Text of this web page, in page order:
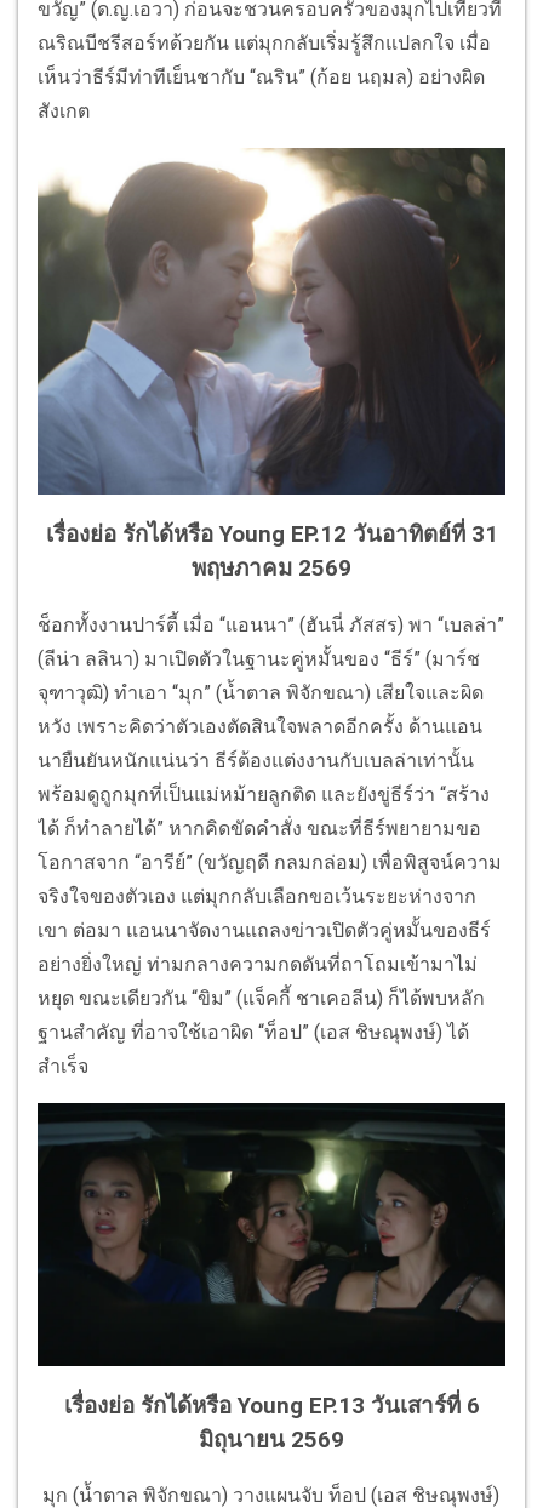
ขวัญ” (ด.ญ.เอวา) ก่อนจะชวนครอบครัวของมุกไปเที่ยวที่
ณริณบีชรีสอร์ทด้วยกัน แต่มุกกลับเริ่มรู้สึกแปลกใจ เมื่อ
เห็นว่าธีร์มีท่าทีเย็นชากับ “ณริน” (ก้อย นฤมล) อย่างผิด
สังเกต
เรื่องย่อ รักได้หรือ Young EP.12 วันอาทิตย์ที่ 31
พฤษภาคม 2569
ช็อกทั้งงานปาร์ตี้ เมื่อ “แอนนา” (ฮันนี่ ภัสสร) พา “เบลล่า”
(ลีน่า ลลินา) มาเปิดตัวในฐานะคู่หมั้นของ “ธีร์” (มาร์ช
จุฑาวุฒิ) ทำเอา “มุก” (น้ำตาล พิจักขณา) เสียใจและผิด
หวัง เพราะคิดว่าตัวเองตัดสินใจพลาดอีกครั้ง ด้านแอน
นายืนยันหนักแน่นว่า ธีร์ต้องแต่งงานกับเบลล่าเท่านั้น
พร้อมดูถูกมุกที่เป็นแม่หม้ายลูกติด และยังขู่ธีร์ว่า “สร้าง
ได้ ก็ทำลายได้” หากคิดขัดคำสั่ง ขณะที่ธีร์พยายามขอ
โอกาสจาก “อารีย์” (ขวัญฤดี กลมกล่อม) เพื่อพิสูจน์ความ
จริงใจของตัวเอง แต่มุกกลับเลือกขอเว้นระยะห่างจาก
เขา ต่อมา แอนนาจัดงานแถลงข่าวเปิดตัวคู่หมั้นของธีร์
อย่างยิ่งใหญ่ ท่ามกลางความกดดันที่ถาโถมเข้ามาไม่
หยุด ขณะเดียวกัน “ขิม” (แจ็คกี้ ชาเคอลีน) ก็ได้พบหลัก
ฐานสำคัญ ที่อาจใช้เอาผิด “ท็อป” (เอส ชิษณุพงษ์) ได้
สำเร็จ
เรื่องย่อ รักได้หรือ Young EP.13 วันเสาร์ที่ 6
มิถุนายน 2569
มุก (น้ำตาล พิจักขณา) วางแผนจับ ท็อป (เอส ชิษณุพงษ์)